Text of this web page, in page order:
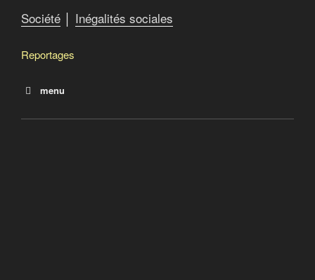
Société │ Inégalités sociales
Reportages
menu